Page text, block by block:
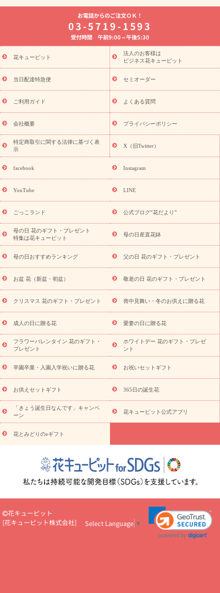
よく贈られる花
お祝いの花特集
誕生日フラワーギフト特集
8月の誕生花(トルコキキョウ)
開店・開業祝い
お供え・お悔やみ お供え・お悔やみの花
通夜・葬儀に贈る花 胡蝶蘭・花鉢
ーブドフラワー
季節のイベント
ひまわり ギフト・プレゼント
特集
お盆 花（新盆・初盆） 季節のイベント
お盆 花（新
盆・初盆）
お盆 花（新盆・初盆）
お盆・お供え 花とセットギ
フト
お盆・お供え プリザーブドフラワー
ひまわり ギフト・プ
レゼント特集
夏の花贈り・お中元・暑中見舞い 花のギフト特集
敬老の日におくる花ギフト・プレゼント特集
花ギフト・プレゼント特集
敬老の日 花のおすすめランキング
敬
老の日 花鉢植えのギフト・プレゼント特集
敬老の日 花とセットギ
フト・プレゼント特集
敬老の日の花 全てのギフト一覧
キャン
ペーン
映画『ウォーターガーディアンズ』コラボキャンペーン
「きょう誕生日なんです」キャンペーン
誕生日の花を探す
誕生日フラワーギフト 誕生日フラワーギフト特集
(トルコキキョウ)
9月の誕生花(リンドウ)
ら探す
お祝いの花特集 当日配達特急便 お祝い商品一覧
念日
結婚祝い 出産祝い 退院祝い・快気祝い
寿祝い
プチギフト ペットのお祝いフラワー
供え・お悔やみ商品一覧
お供え・お悔やみの花
四十九日法要以
お供え プリザーブドフラワー
ペットのお供えフラワー
お盆（新
盆・初盆）
その他 お祝い返し お見舞い
お取り寄せギフト
ビジネス用
ご自宅用 観葉植物 ミディ胡蝶蘭
プリザーブ
ドフラワー
スタイルから探す アレンジメント 花束
スタ
ンド花
お祝い お供え・お悔やみ 胡蝶蘭 胡蝶蘭・花鉢
ディ胡蝶蘭・お祝い
ミディ胡蝶蘭・お供え
世界初の青色胡蝶蘭
観葉植物
観葉植物 産直多肉植物
プリザーブドフラワー
お祝い
お供え・お悔やみ 花とセットギフト
セミオーダー
プチギフト（hanamore -ハナモア-）
花とみどりのeギフト
キューピットのeGfit
カラー ピンク イエローオレンジ
レッ
ド
お花の種類 トルコキキョウ
お祝い お祝い・3000円～ お祝い・4000円～
お祝い・
5000円～
お祝い・7000円～ お祝い・ 10000円～
お供え・お
悔やみ
円～
お供え・お悔やみ・
読み物
いのマナー
定年退職祝いのマナー
お祝いを贈るときのマナー・
花キューピットのお祝いコラム一覧
誕生日のお花を「色
彩心理学」で選ぶ方法
結婚祝いの予算相場
出産祝いお役立ち情
ール
新築引っ越し祝いコラム お祝い花のマナー総まとめ
職
場上司や先輩へ贈るお祝い花の正解は？
開店祝いの花 選び方ガイ
お電話からのご注文ＯＫ！
03-5719-1593
受付時間 午前9:00～午後5:30
花キューピット
法人のお客様は
ビジネス花キューピット
当日配達特急便 セミオーダー
ご利用ガイド よくある質問
会社概要 プライバシーポリシー
特定商取引に関する法律に基づく表
示
X（旧Twitter）
facebook Instagram
YouTube LINE
ごっこランド 公式ブログ“花だより”
母の日 花のギフト・プレゼント
特集は花キューピット
母の日産直花鉢
母の日おすすめランキング 父の日 花のギフト・プレゼント
お盆 花（新盆・初盆） 敬老の日 花のギフト・プレゼント
クリスマス 花のギフト・プレゼント 喪中見舞い・冬のお供えに贈る花
成人の日に贈る花 愛妻の日に贈る花
フラワーバレンタイン 花のギフト・
プレゼント
ホワイトデー 花のギフト・プレゼ
ント
卒園卒業・入園入学祝いに贈る花 お祝いセットギフト
お供えセットギフト 365日の誕生花
「きょう誕生日なんです」キャンペ
ーン
花キューピット公式アプリ
花とみどりのeギフト
花キューピット
[花キューピット株式会社] Select Language ▼